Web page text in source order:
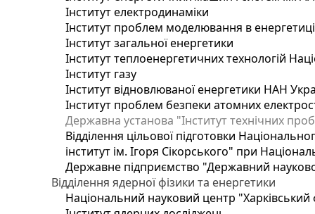
Інститут електродинаміки
Інститут проблем моделювання в
Інститут загальної енергетики
Інститут теплоенергетичних технологій
Інститут газу
Інститут відновлюваної енергетики НАН
Інститут проблем безпеки атомних
Державна установа "Інститут технічних
Відділення цільової підготовки
інститут ім. Ігоря Сікорського" при
Державне підприємство "Державний
Відділення ядерної фізики та енергетики
Національний науковий центр "Харківський